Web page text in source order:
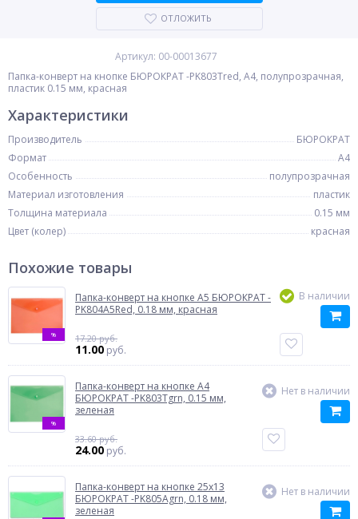
ОТЛОЖИТЬ
Артикул: 00-00013677
Папка-конверт на кнопке БЮРОКРАТ -PK803Tred, A4, полупрозрачная,
пластик 0.15 мм, красная
Характеристики
Производитель
БЮРОКРАТ
Формат
A4
Особенность
полупрозрачная
Материал изготовления
пластик
Толщина материала
0.15 мм
Цвет (колер)
красная
Похожие товары
%
Папка-конверт на кнопке A5 БЮРОКРАТ -
PK804A5Red, 0.18 мм, красная
17.20 руб.
11.00 руб.
В наличии
%
Папка-конверт на кнопке A4
БЮРОКРАТ -PK803Tgrn, 0.15 мм,
зеленая
33.60 руб.
24.00 руб.
Нет в наличии
Папка-конверт на кнопке 25x13
БЮРОКРАТ -PK805Agrn, 0.18 мм,
зеленая
Нет в наличии